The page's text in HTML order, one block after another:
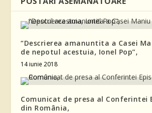
“Descrierea amanuntita a Casei
de nepotul acestuia, Ionel Pop”,
14 iunie 2018
Comunicat de presa al Conferintei
din România,